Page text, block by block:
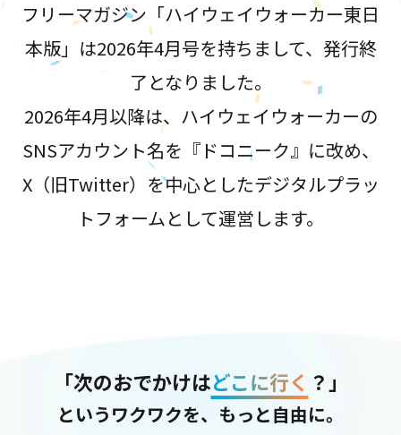
フリーマガジン「ハイウェイウォーカー東日
本版」は2026年4月号を持ちまして、発行終
了となりました。
2026年4月以降は、ハイウェイウォーカーの
SNSアカウント名を『ドコニーク』に改め、
X（旧Twitter）を中心としたデジタルプラッ
トフォームとして運営します。
「次のおでかけはどこに行く ？」
というワクワクを、もっと自由に。